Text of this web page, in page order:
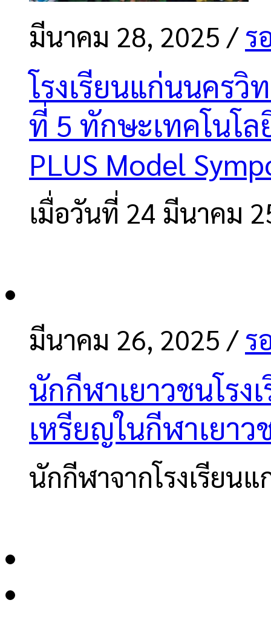
มีนาคม 28, 2025 / ร
โรงเรียนแก่นนครวิ
ที่ 5 ทักษะเทคโนโล
PLUS Model
เมื่อวันที่ 24 มีนาคม
มีนาคม 26, 2025 / ร
นักกีฬาเยาวชนโรง
เหรียญในกีฬาเยา
นักกีฬาจากโรงเรียน